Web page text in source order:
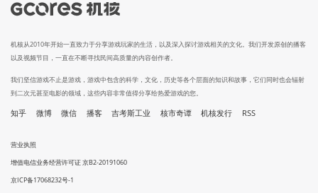
机核从2010年开始一直致力于分享游戏玩家的生活，以及深入探讨游戏相关的文化。我们开发原创的播客
以及视频节目，一直在不断寻找民间高质量的内容创作者。
我们坚信游戏不止是游戏，游戏中包含的科学，文化，历史等各个层面的知识和故事，它们同时也会辐射
到二次元甚至电影的领域，这些内容非常值得分享给热爱游戏的您。
知乎 微博 微信 播客 吉考斯工业 核市奇谭 机核发行 RSS
营业执照
增值电信业务经营许可证 京B2-20191060
京ICP备17068232号-1